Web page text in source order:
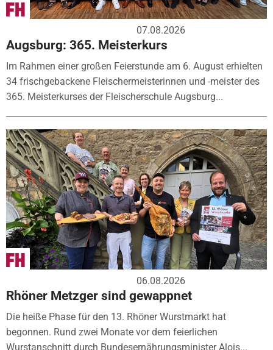
07.08.2026
Augsburg: 365. Meisterkurs
Im Rahmen einer großen Feierstunde am 6. August erhielten
34 frischgebackene Fleischermeisterinnen und -meister des
365. Meisterkurses der Fleischerschule Augsburg...
06.08.2026
Rhöner Metzger sind gewappnet
Die heiße Phase für den 13. Rhöner Wurstmarkt hat
begonnen. Rund zwei Monate vor dem feierlichen
Wurstanschnitt durch Bundesernährungsminister Alois...